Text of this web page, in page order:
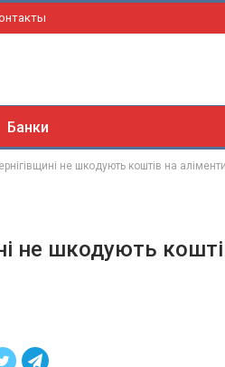
Банки
не шкодують коштів на
не шкодують